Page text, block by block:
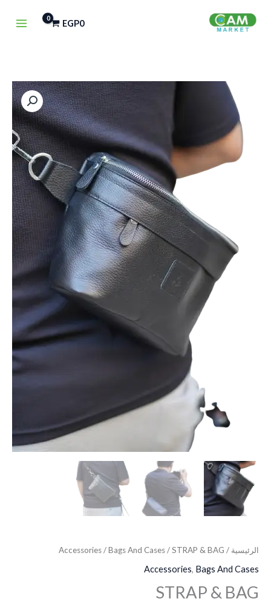
EGP0
الرئيسية /
Accessories/Bags And Cases/ STRAP & BAG
Accessories, Bags And Cases
STRAP & BAG